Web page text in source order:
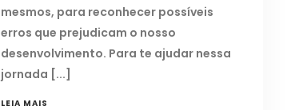
mesmos, para reconhecer possíveis
erros que prejudicam o nosso
desenvolvimento. Para te ajudar nessa
jornada
LEIA MAIS